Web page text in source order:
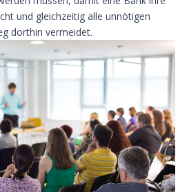
und gleichzeitig alle unnötigen
dorthin vermeidet.